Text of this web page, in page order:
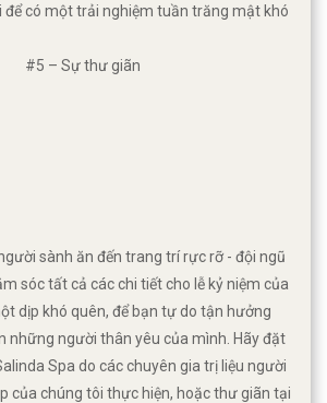
để có một trải nghiệm tuần trăng mật khó
#5 – Sự thư giãn
sành ăn đến trang trí rực rỡ - đội ngũ
sóc tất cả các chi tiết cho lễ kỷ niệm của
dịp khó quên, để bạn tự do tận hưởng
những người thân yêu của mình. Hãy đặt
Spa do các chuyên gia trị liệu người
của chúng tôi thực hiện, hoặc thư giãn tại